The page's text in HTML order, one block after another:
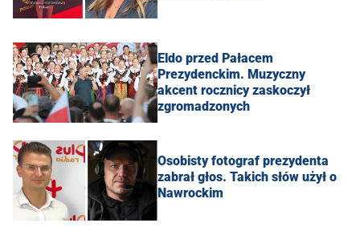
Eldo przed Pałacem
Prezydenckim. Muzyczny
akcent rocznicy zaskoczył
zgromadzonych
Osobisty fotograf prezydenta
zabrał głos. Takich słów użył o
Nawrockim